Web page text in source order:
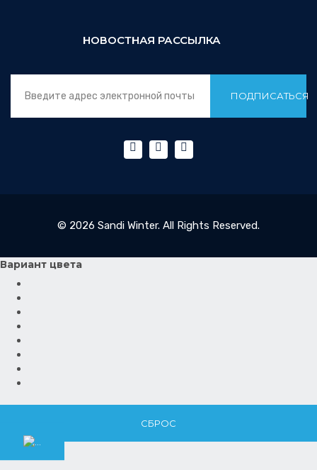
НОВОСТНАЯ РАССЫЛКА
ПОДПИСАТЬСЯ
© 2026 Sandi Winter. All Rights Reserved.
Вариант цвета
СБРОС